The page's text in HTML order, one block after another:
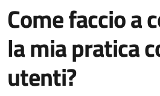
Come faccio a
la mia pratica
utenti?